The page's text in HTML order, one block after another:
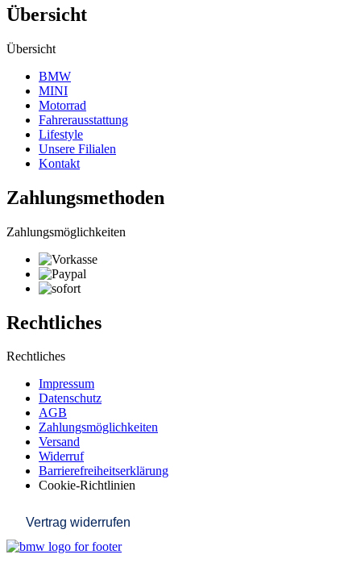
Übersicht
Übersicht
BMW
MINI
Motorrad
Fahrerausstattung
Lifestyle
Unsere Filialen
Kontakt
Zahlungsmethoden
Zahlungsmöglichkeiten
Rechtliches
Rechtliches
Impressum
Datenschutz
AGB
Zahlungsmöglichkeiten
Versand
Widerruf
Barrierefreiheitserklärung
Cookie-Richtlinien
Vertrag widerrufen